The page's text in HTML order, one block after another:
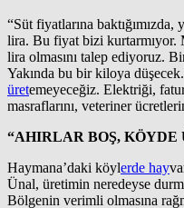
“Süt fiyatlarına
lira. Bu fiyat bizi kurtarmıyor.
lira olmasını talep ediyoruz.
Yakında bu bir kiloya
üretemeyeceğiz. Elektriği,
masraflarını, veteriner
“AHIRLAR BOŞ,
Haymana’daki köylerde hay
Ünal, üretimin neredeyse
Bölgenin verimli olmasına